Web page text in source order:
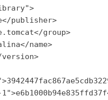
publisher>
group>
name>